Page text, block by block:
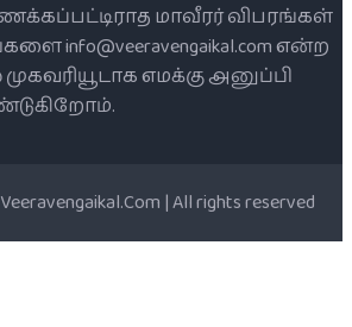
மாவீரர் விபரங்கள்
info@veeravengaikal.com என்ற
எமக்கு அனுப்பி
| All rights reserved